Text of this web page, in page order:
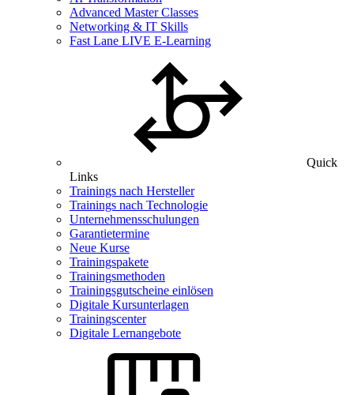
Advanced Master Classes
Networking & IT Skills
Fast Lane LIVE E-Learning
Quick
Links
Trainings nach Hersteller
Trainings nach Technologie
Unternehmensschulungen
Garantietermine
Neue Kurse
Trainingspakete
Trainingsmethoden
Trainingsgutscheine einlösen
Digitale Kursunterlagen
Trainingscenter
Digitale Lernangebote